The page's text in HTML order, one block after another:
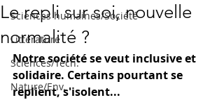
Sciences humaines/Société
Littérature
Sciences/Tech.
Nature/Env.
Le repli sur soi, nouvelle
normalité ?
Notre société se veut inclusive et
solidaire. Certains pourtant se
replient, s'isolent...